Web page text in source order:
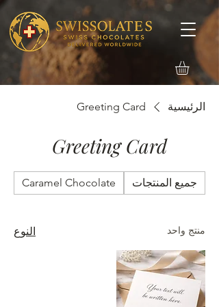
الرئيسية Greeting Card
Greeting Card
جميع المنتجات Caramel Chocolate
منتج واحد النوع